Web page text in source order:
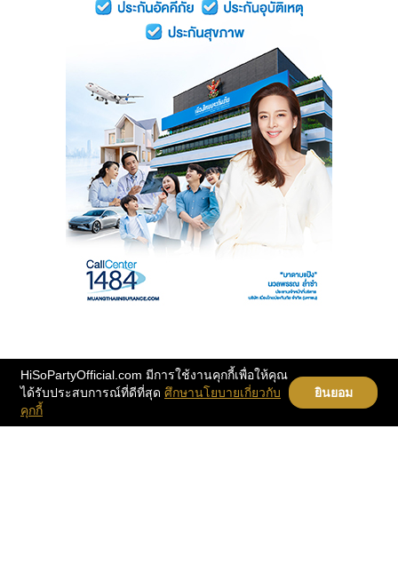
HiSoPartyOfficial.com มีการใช้งานคุกกี้เพื่อให้คุณ
ได้รับประสบการณ์ที่ดีที่สุด ศึกษานโยบายเกี่ยวกับ
คุกกี้
ยินยอม